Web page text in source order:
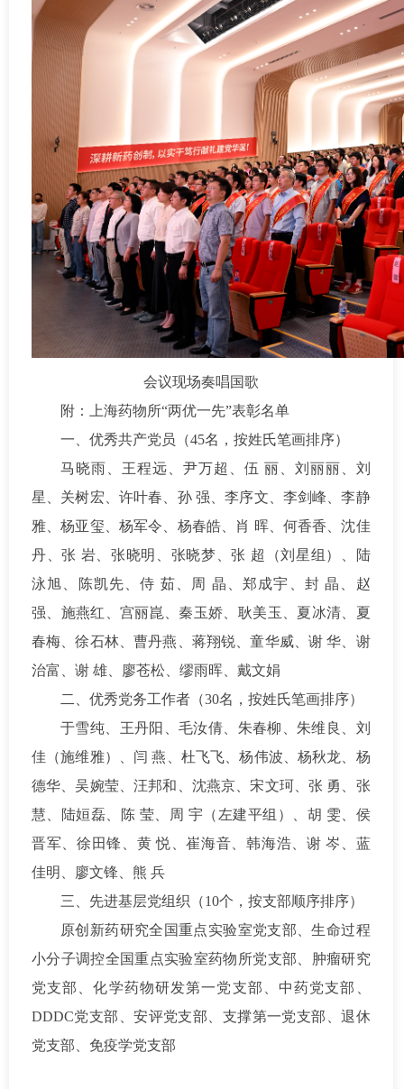
会议现场奏唱国歌
附：上海药物所“两优一先”表彰名单
一、优秀共产党员（45名，按姓氏笔画排序）
马晓雨、王程远、尹万超、伍 丽、刘丽丽、刘
星、关树宏、许叶春、孙 强、李序文、李剑峰、李静
雅、杨亚玺、杨军令、杨春皓、肖 晖、何香香、沈佳
丹、张 岩、张晓明、张晓梦、张 超（刘星组）、陆
泳旭、陈凯先、侍 茹、周 晶、郑成宇、封 晶、赵
强、施燕红、宫丽崑、秦玉娇、耿美玉、夏冰清、夏
春梅、徐石林、曹丹燕、蒋翔锐、童华威、谢 华、谢
治富、谢 雄、廖苍松、缪雨晖、戴文娟
二、优秀党务工作者（30名，按姓氏笔画排序）
于雪纯、王丹阳、毛汝倩、朱春柳、朱维良、刘
佳（施维雅）、闫 燕、杜飞飞、杨伟波、杨秋龙、杨
德华、吴婉莹、汪邦和、沈燕京、宋文珂、张 勇、张
慧、陆姮磊、陈 莹、周 宇（左建平组）、胡 雯、侯
晋军、徐田锋、黄 悦、崔海音、韩海浩、谢 岑、蓝
佳明、廖文锋、熊 兵
三、先进基层党组织（10个，按支部顺序排序）
原创新药研究全国重点实验室党支部、生命过程
小分子调控全国重点实验室药物所党支部、肿瘤研究
党支部、化学药物研发第一党支部、中药党支部、
DDDC党支部、安评党支部、支撑第一党支部、退休
党支部、免疫学党支部